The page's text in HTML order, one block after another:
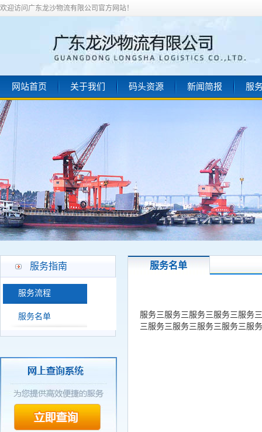
欢迎访问广东龙沙物流有限公司官方网站！
网站首页 关于我们 码头资源 新闻简报 服
服务指南
服务流程
服务名单
服务名单
服务三服务三服务三服务三服务
三服务三服务三服务三服务三服